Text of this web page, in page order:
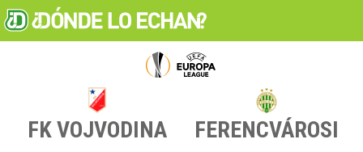
FK VOJVODINA FERENCVÁROSI